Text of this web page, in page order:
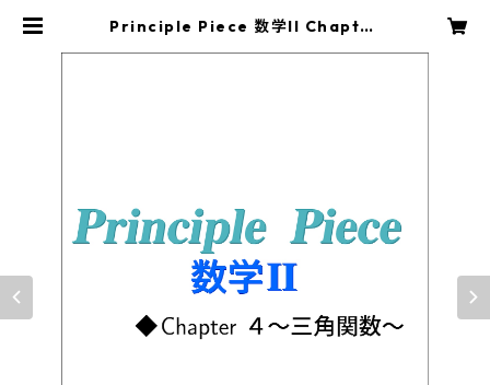
Principle Piece 数学II Chapter